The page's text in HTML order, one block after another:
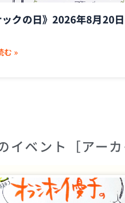
ックの日》2026年8月20日
む »
イベント［アーカ
ペ
ー
ペ
ー
ペ
ー
ペ
ー
ペ
ー